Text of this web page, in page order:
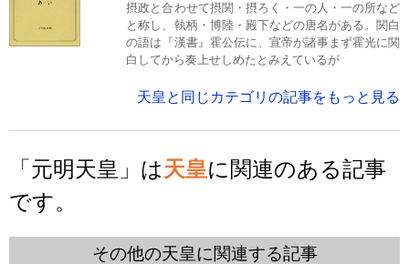
摂政と合わせて摂関・摂ろく・一の人・一の所など
と称し、執柄・博陸・殿下などの唐名がある。関白
の語は『漢書』霍公伝に、宣帝が諸事まず霍光に関
白してから奏上せしめたとみえているが
天皇と同じカテゴリの記事をもっと見る
「元明天皇」は天皇に関連のある記事
です。
その他の天皇に関連する記事